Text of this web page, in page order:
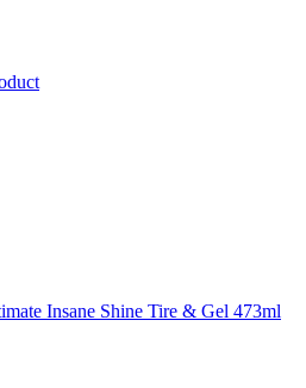
Insane Shine Tire & Gel 473ml